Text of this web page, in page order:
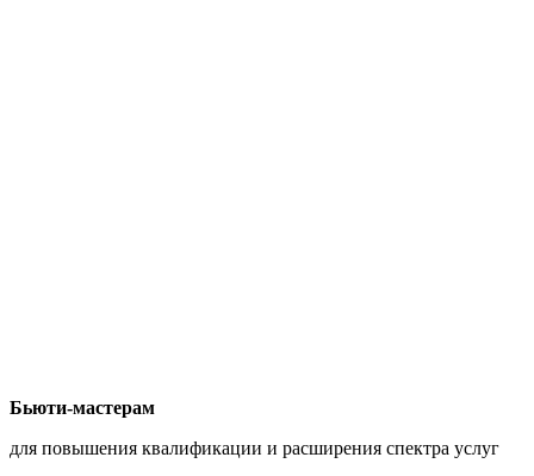
Бьюти-мастерам
для повышения квалификации и расширения спектра услуг